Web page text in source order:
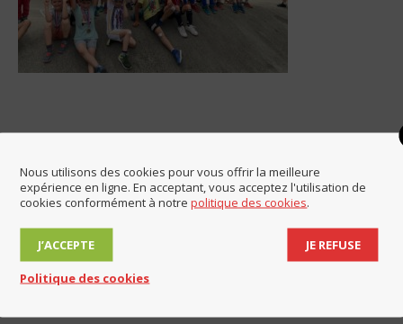
ParMairie de Lucinges 27 mai 2022
Share
Nous utilisons des cookies pour vous offrir la meilleure
expérience en ligne. En acceptant, vous acceptez l'utilisation de
cookies conformément à notrepolitique des cookies.
J’ACCEPTE JE REFUSE
Politique des cookies